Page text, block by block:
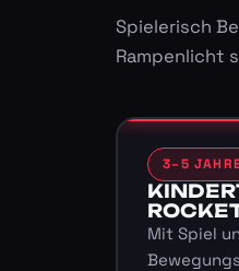
Spielerisch
Rampenlicht
3–5
Mit Spiel